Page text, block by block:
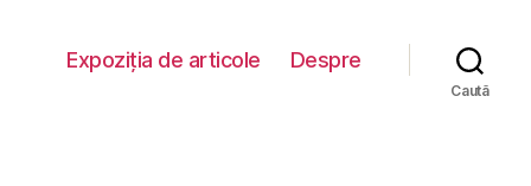
Expoziția de articole Despre
Caută